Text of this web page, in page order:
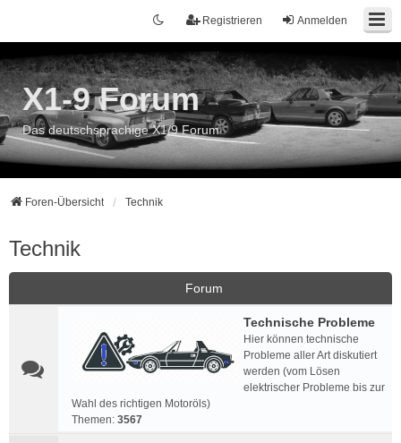
Anmelden
Registrieren
X1-9 Forum
Das deutschsprachige X1/9 Forum
Foren-Übersicht Technik
Technik
Forum
Technische Probleme
Hier können technische
Probleme aller Art diskutiert
werden (vom Lösen
elektrischer Probleme bis zur
Wahl des richtigen Motoröls)
Themen: 3567